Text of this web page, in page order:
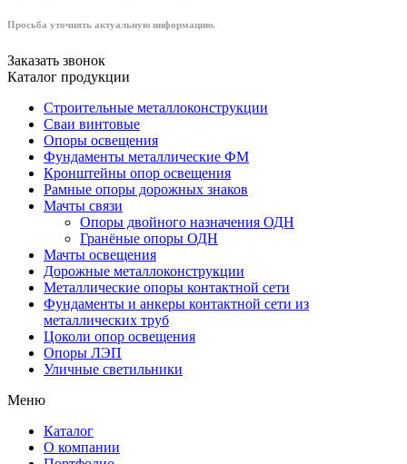
Просьба уточнять актуальную информацию.
Заказать звонок
Каталог продукции
Строительные металлоконструкции
Сваи винтовые
Опоры освещения
Фундаменты металлические ФМ
Кронштейны опор освещения
Рамные опоры дорожных знаков
Мачты связи
Опоры двойного назначения ОДН
Гранёные опоры ОДН
Мачты освещения
Дорожные металлоконструкции
Металлические опоры контактной сети
Фундаменты и анкеры контактной сети из
металлических труб
Цоколи опор освещения
Опоры ЛЭП
Уличные светильники
Меню
Каталог
О компании